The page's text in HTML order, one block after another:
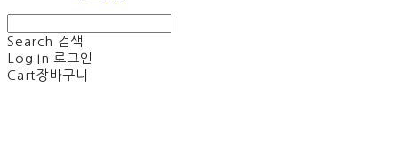
Search 검색
Log In 로그인
Cart장바구니